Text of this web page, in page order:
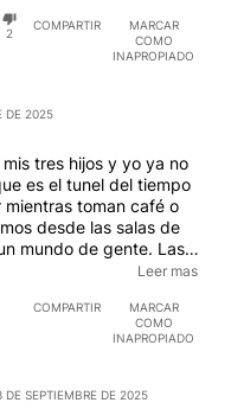
2
COMPARTIR
MARCAR
COMO
INAPROPIADO
DE 2025
tres hijos y yo ya no
es el tunel del tiempo
toman café o
desde las salas de
mundo de gente. Las
y aparecen al final
y otras denominaciones
tiempo y dignidad. Es
Leer mas
COMPARTIR
MARCAR
COMO
INAPROPIADO
DE SEPTIEMBRE DE 2025